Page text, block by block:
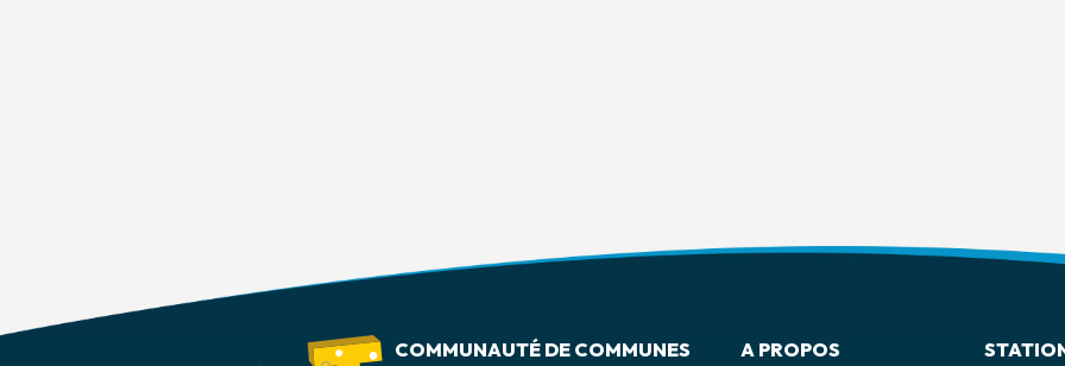
COMMUNAUTÉ DE COMMUNES A PROPOS